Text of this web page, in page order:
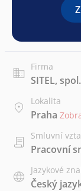
Firma
SITEL,
Lokalita
Praha
Smluvní
Pracovní
Jazykové
Český